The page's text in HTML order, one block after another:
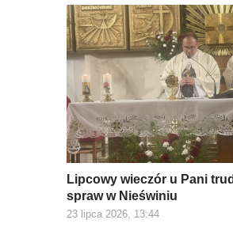
Lipcowy wieczór u Pani
spraw w Nieświniu
23 lipca 2026, 13:44